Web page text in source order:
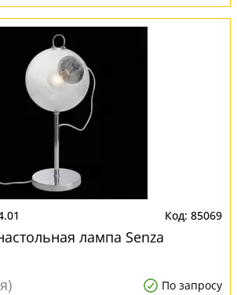
85069
лампа Senza
По запросу